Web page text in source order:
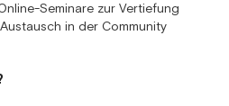
Seminare zur Vertiefung
in der Community